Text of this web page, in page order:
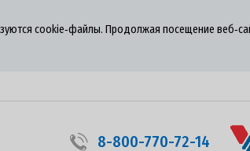
cookie‑файлы. Продолжая посещение
8-800-770-72-14